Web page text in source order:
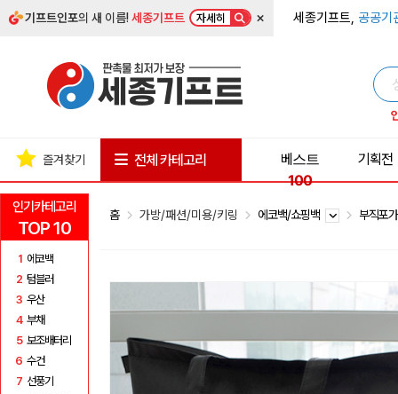
기프트인포의 새 이름!세종기프트 자세히 × 세종기프트, 공공기
인기카테고리
TOP 10
1 에코백
2 텀블러
3 우산
4 부채
5 보조배터리
6 수건
7 선풍기
즐겨찾기 전체 카테고리
베스트
100
기획전
홈 가방/패션/미용/키링 에코백/쇼핑백 부직포